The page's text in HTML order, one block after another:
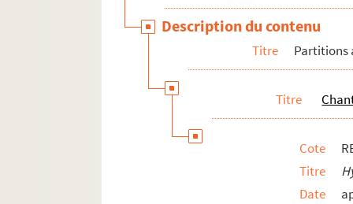
Description du contenu
Titre Partitions
Titre
Cote
Titre
Date